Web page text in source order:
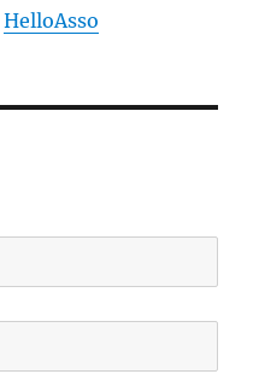
HelloAsso